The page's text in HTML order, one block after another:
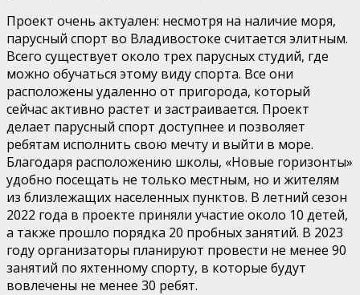
Проект очень актуален: несмотря на наличие моря,
парусный спорт во Владивостоке считается элитным.
Всего существует около трех парусных студий, где
можно обучаться этому виду спорта. Все они
расположены удаленно от пригорода, который
сейчас активно растет и застраивается. Проект
делает парусный спорт доступнее и позволяет
ребятам исполнить свою мечту и выйти в море.
Благодаря расположению школы, «Новые горизонты»
удобно посещать не только местным, но и жителям
из близлежащих населенных пунктов. В летний сезон
2022 года в проекте приняли участие около 10 детей,
а также прошло порядка 20 пробных занятий. В 2023
году организаторы планируют провести не менее 90
занятий по яхтенному спорту, в которые будут
вовлечены не менее 30 ребят.